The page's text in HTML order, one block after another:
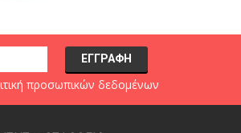
προσωπικών δεδομένων